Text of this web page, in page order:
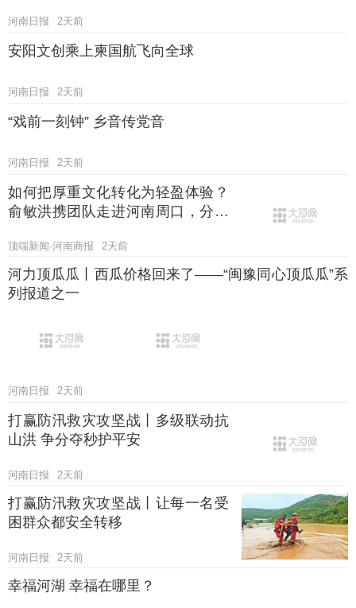
河南日报 2天前
安阳文创乘上柬国航飞向全球
河南日报 2天前
“戏前一刻钟” 乡音传党音
河南日报 2天前
如何把厚重文化转化为轻盈体验？
俞敏洪携团队走进河南周口，分享
顶端新闻·河南商报 2天前
河力顶瓜瓜丨西瓜价格回来了——“闽豫同心顶瓜瓜”系
列报道之一
河南日报 2天前
打赢防汛救灾攻坚战丨多级联动抗
山洪 争分夺秒护平安
河南日报 2天前
打赢防汛救灾攻坚战丨让每一名受
困群众都安全转移
河南日报 2天前
幸福河湖 幸福在哪里？